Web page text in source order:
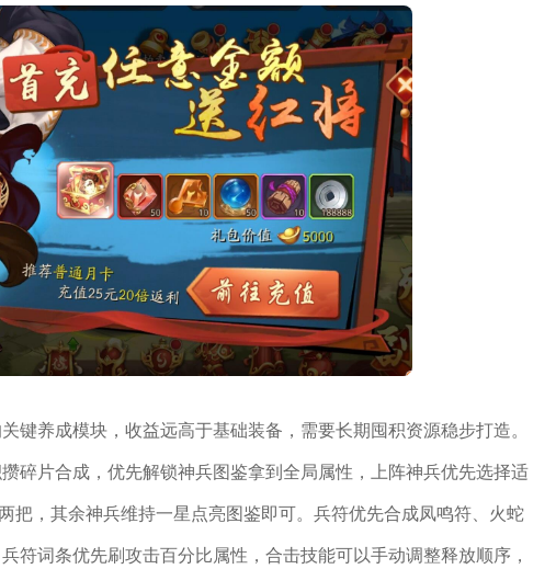
键养成模块，收益远高于基础装备，需要长期囤积资源稳步打造。
碎片合成，优先解锁神兵图鉴拿到全局属性，上阵神兵优先选择适
把，其余神兵维持一星点亮图鉴即可。兵符优先合成凤鸣符、火蛇
符词条优先刷攻击百分比属性，合击技能可以手动调整释放顺序，